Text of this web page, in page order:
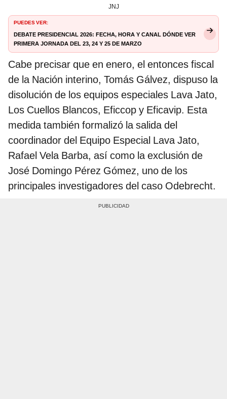
JNJ
PUEDES VER:
Debate presidencial 2026: fecha, hora y canal dónde ver
primera jornada del 23, 24 y 25 de marzo
Cabe precisar que en enero, el entonces fiscal
de la Nación interino, Tomás Gálvez, dispuso la
disolución de los equipos especiales Lava Jato,
Los Cuellos Blancos, Eficcop y Eficavip. Esta
medida también formalizó la salida del
coordinador del Equipo Especial Lava Jato,
Rafael Vela Barba, así como la exclusión de
José Domingo Pérez Gómez, uno de los
principales investigadores del caso Odebrecht.